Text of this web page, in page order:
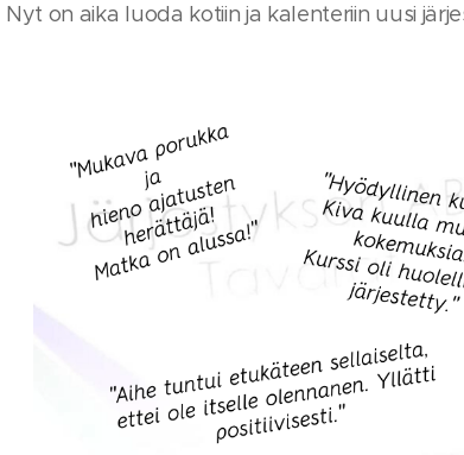
Nyt on aika luoda kotiin ja kalenteriin uusi